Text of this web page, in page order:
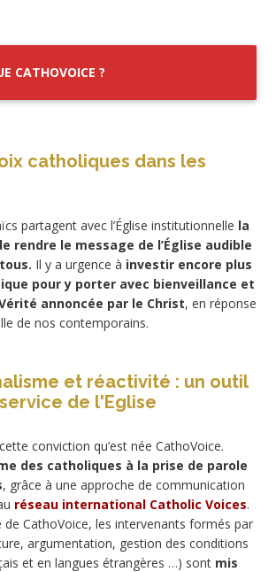
CATHOVOICE ?
catholiques dans les
partagent avec l’Église institutionnelle la
rendre le message de l’Église audible
Il y a urgence à investir encore plus
pour y porter avec bienveillance et
annoncée par le Christ, en réponse
de nos contemporains.
et réactivité : un outil
de l'Eglise
conviction qu’est née CathoVoice.
des catholiques à la prise de parole
, grâce à une approche de communication
réseau international Catholic Voices.
de CathoVoice, les intervenants formés par
argumentation, gestion des conditions
et en langues étrangères …) sont mis